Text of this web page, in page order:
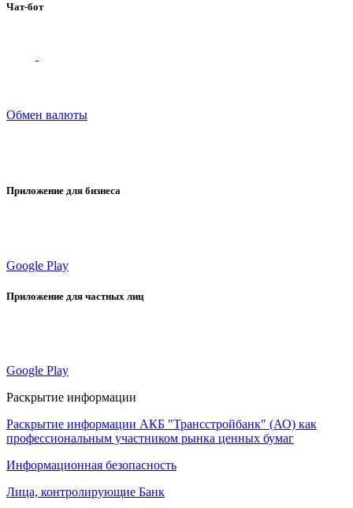
Чат-бот
Обмен валюты
Приложение для бизнеса
Google Play
Приложение для частных лиц
Google Play
Раскрытие информации
Раскрытие информации АКБ "Трансстройбанк" (АО) как
профессиональным участником рынка ценных бумаг
Информационная безопасность
Лица, контролирующие Банк